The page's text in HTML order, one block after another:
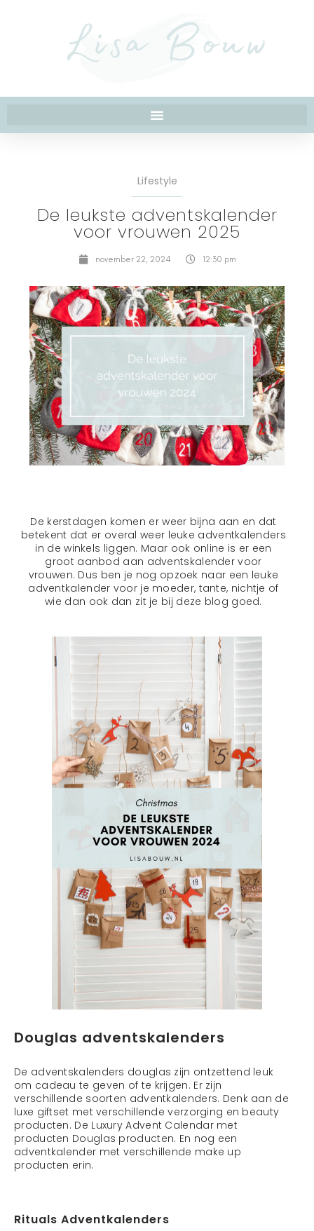
Lifestyle
De leukste adventskalender
voor vrouwen 2025
november 22, 2024 12:30 pm
De kerstdagen komen er weer bijna aan en dat
betekent dat er overal weer leuke adventkalenders
in de winkels liggen. Maar ook online is er een
groot aanbod aan adventskalender voor
vrouwen. Dus ben je nog opzoek naar een leuke
adventkalender voor je moeder, tante, nichtje of
wie dan ook dan zit je bij deze blog goed.
Douglas adventskalenders
De adventskalenders douglas zijn ontzettend leuk
om cadeau te geven of te krijgen. Er zijn
verschillende soorten adventkalenders. Denk aan de
luxe giftset met verschillende verzorging en beauty
producten. De Luxury Advent Calendar met
producten Douglas producten. En nog een
adventkalender met verschillende make up
producten erin.
Rituals Adventkalenders